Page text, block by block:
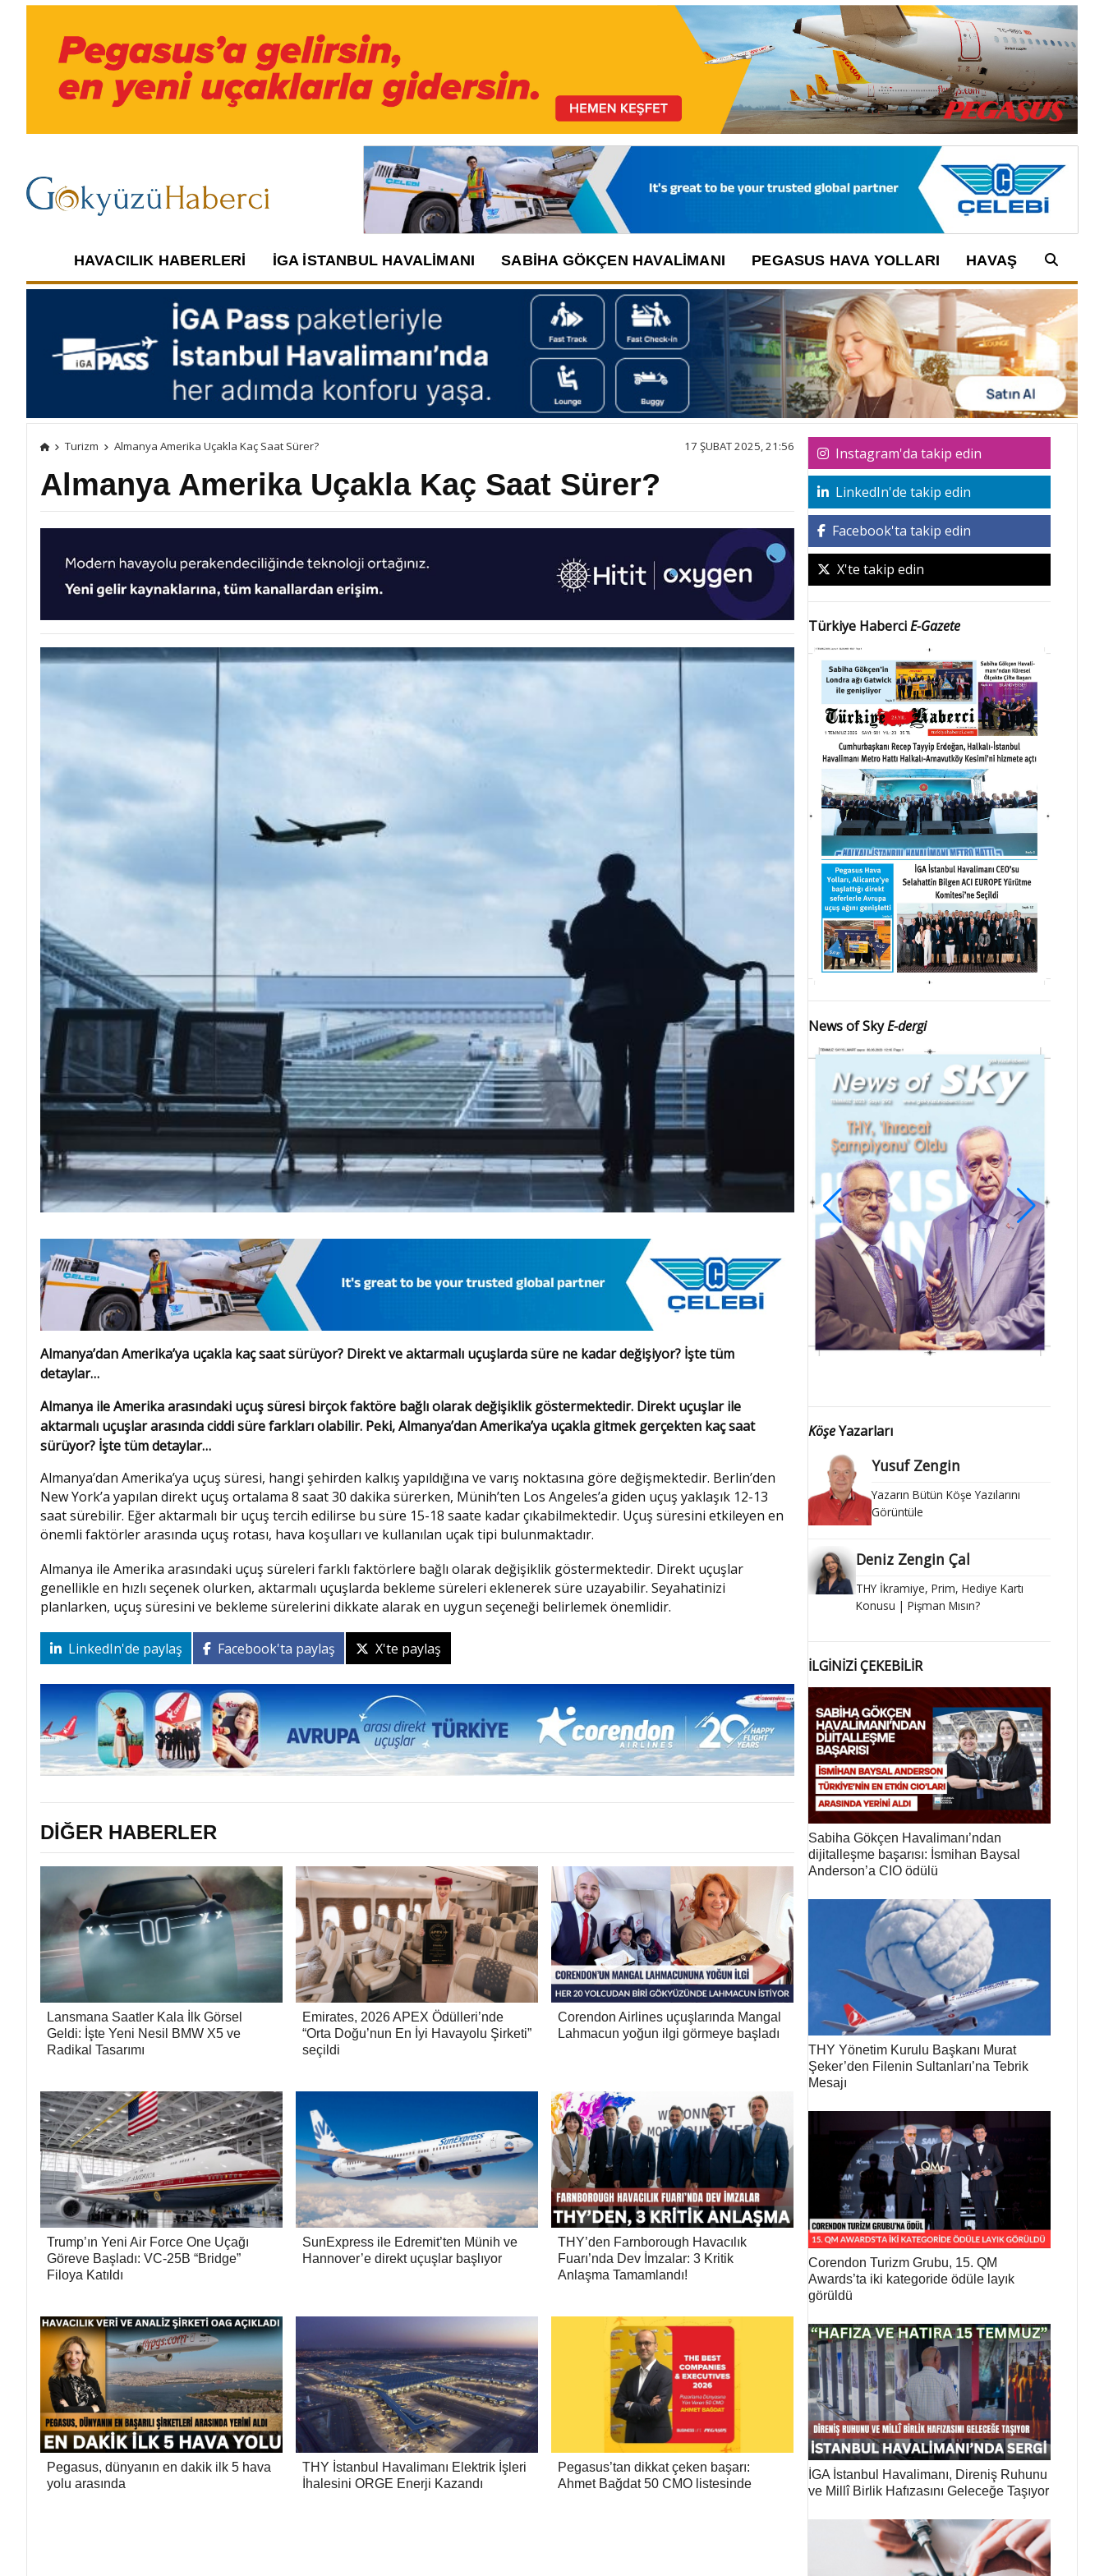
HAVACILIK HABERLERI İGA İSTANBUL HAVALIMANI SABIHA GÖKÇEN HAVALIMANI PEGASUS HAVA YOLLARI HAVAŞ
Arama:
Turizm Almanya Amerika Uçakla Kaç Saat Sürer? 17 ŞUBAT 2025, 21:56
Almanya Amerika Uçakla Kaç Saat Sürer?
Almanya’dan Amerika’ya uçakla kaç saat sürüyor? Direkt ve aktarmalı uçuşlarda süre ne kadar değişiyor? İşte tüm
detaylar…
Almanya ile Amerika arasındaki uçuş süresi birçok faktöre bağlı olarak değişiklik göstermektedir. Direkt uçuşlar ile
aktarmalı uçuşlar arasında ciddi süre farkları olabilir. Peki, Almanya’dan Amerika’ya uçakla gitmek gerçekten kaç saat
sürüyor? İşte tüm detaylar…
Almanya’dan Amerika’ya uçuş süresi, hangi şehirden kalkış yapıldığına ve varış noktasına göre değişmektedir. Berlin’den
New York’a yapılan direkt uçuş ortalama 8 saat 30 dakika sürerken, Münih’ten Los Angeles’a giden uçuş yaklaşık 12-13
saat sürebilir. Eğer aktarmalı bir uçuş tercih edilirse bu süre 15-18 saate kadar çıkabilmektedir. Uçuş süresini etkileyen en
önemli faktörler arasında uçuş rotası, hava koşulları ve kullanılan uçak tipi bulunmaktadır.
Almanya ile Amerika arasındaki uçuş süreleri farklı faktörlere bağlı olarak değişiklik göstermektedir. Direkt uçuşlar
genellikle en hızlı seçenek olurken, aktarmalı uçuşlarda bekleme süreleri eklenerek süre uzayabilir. Seyahatinizi
planlarken, uçuş süresini ve bekleme sürelerini dikkate alarak en uygun seçeneği belirlemek önemlidir.
LinkedIn'de paylaş Facebook'ta paylaş X'te paylaş
DİĞER HABERLER
Lansmana Saatler Kala İlk Görsel
Geldi: İşte Yeni Nesil BMW X5 ve
Radikal Tasarımı
Emirates, 2026 APEX Ödülleri’nde
“Orta Doğu’nun En İyi Havayolu Şirketi”
seçildi
Corendon Airlines uçuşlarında Mangal
Lahmacun yoğun ilgi görmeye başladı
Trump’ın Yeni Air Force One Uçağı
Göreve Başladı: VC-25B “Bridge”
Filoya Katıldı
SunExpress ile Edremit’ten Münih ve
Hannover’e direkt uçuşlar başlıyor
THY’den Farnborough Havacılık
Fuarı’nda Dev İmzalar: 3 Kritik
Anlaşma Tamamlandı!
Pegasus, dünyanın en dakik ilk 5 hava
yolu arasında
THY İstanbul Havalimanı Elektrik İşleri
İhalesini ORGE Enerji Kazandı
Pegasus’tan dikkat çeken başarı:
Ahmet Bağdat 50 CMO listesinde
Instagram'da takip edin
LinkedIn'de takip edin
Facebook'ta takip edin
X'te takip edin
Türkiye HaberciE-Gazete
News of SkyE-dergi
KöşeYazarları
Yusuf Zengin
Yazarın Bütün Köşe Yazılarını
Görüntüle
Deniz Zengin Çal
THY İkramiye, Prim, Hediye Kartı
Konusu | Pişman Mısın?
İLGİNİZİ ÇEKEBİLİR
Sabiha Gökçen Havalimanı’ndan
dijitalleşme başarısı: İsmihan Baysal
Anderson’a CIO ödülü
THY Yönetim Kurulu Başkanı Murat
Şeker’den Filenin Sultanları’na Tebrik
Mesajı
Corendon Turizm Grubu, 15. QM
Awards’ta iki kategoride ödüle layık
görüldü
İGA İstanbul Havalimanı, Direniş Ruhunu
ve Millî Birlik Hafızasını Geleceğe Taşıyor